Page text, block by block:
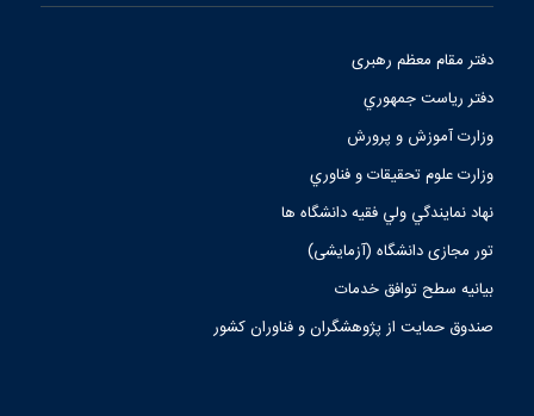
دفتر مقام معظم رهبری
دفتر رياست جمهوري
وزارت آموزش و پرورش
وزارت علوم تحقيقات و فناوري
نهاد نمايندگي ولي فقيه دانشگاه ها
تور مجازی دانشگاه (آزمایشی)
بیانیه سطح توافق خدمات
صندوق حمايت از پژوهشگران و فناوران كشور